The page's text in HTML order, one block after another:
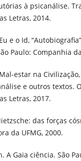
à psicanálise.
Letras, 2014.
e o Id,
Paulo: Companhia
estar na
e outros textos.
Letras, 2017.
das forças
da UFMG, 2000.
A Gaia ciência. São